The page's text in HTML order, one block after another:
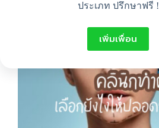
ประเภท ปรึกษาฟรี !
เพิ่มเพื่อน